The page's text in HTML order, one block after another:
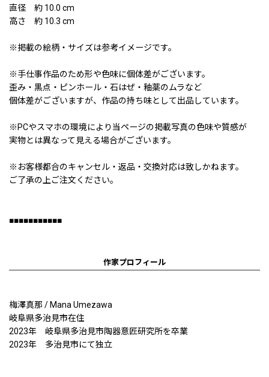
直径 約 10.0 cm
高さ 約 10.3 cm
※掲載の絵柄・サイズは参考イメージです。
※手仕事作品のため形や色味に個体差がございます。
歪み・黒点・ピンホール・石はぜ・釉薬のムラなど
個体差がございますが、作品の持ち味として出品しています。
※PCやスマホの環境により当ページの掲載写真の色味や質感が
実物とは異なって見える場合がございます。
※お客様都合のキャンセル・返品・交換対応は致しかねます。
ご了承の上ご注文ください。
■■■■■■■■■■■
作家プロフィール
梅澤真那 / Mana Umezawa
岐阜県多治見市在住
2023年 岐阜県多治見市陶器意匠研究所を卒業
2023年 多治見市にて独立